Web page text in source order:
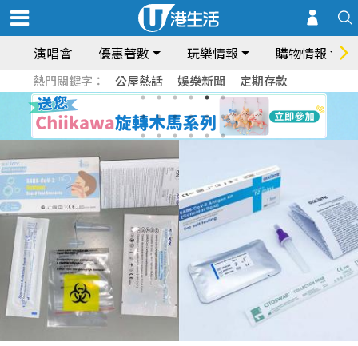
演唱會 優惠著數 玩樂情報 購物情報
熱門關鍵字： 公屋熱話 娛樂新聞 定期存款